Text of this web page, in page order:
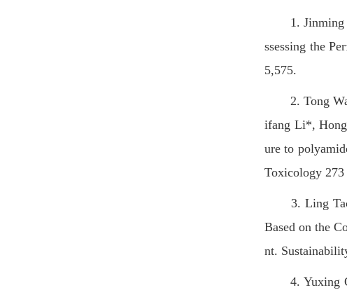
1. Jinming
ssessing the
5,575.
2. Tong
ifang Li*,
ure to
Toxicology
3. Ling Tao,
Based on the
nt.
4. Yuxing